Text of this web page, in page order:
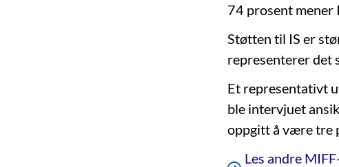
74 prosent mener
Støtten til IS er
representerer det
Et representativt
ble intervjuet
oppgitt å være tre
Les andre